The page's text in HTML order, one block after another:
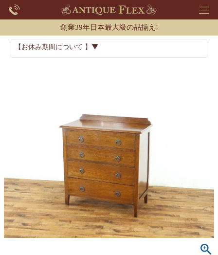
創業39年日本最大級の品揃え!
【お休み期間について 】▼